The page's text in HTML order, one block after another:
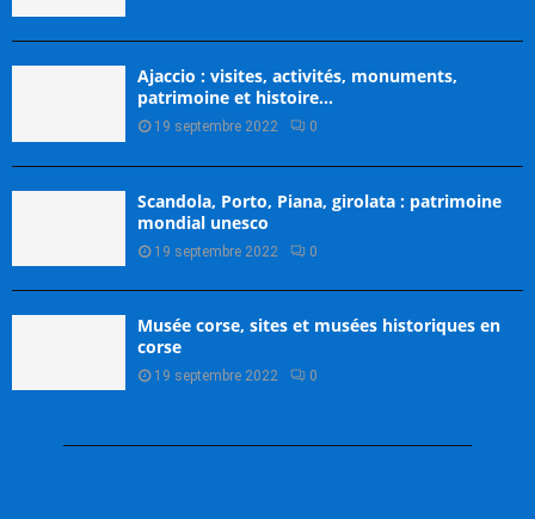
Ajaccio : visites, activités, monuments,
patrimoine et histoire…
19 septembre 2022 0
Scandola, Porto, Piana, girolata : patrimoine
mondial unesco
19 septembre 2022 0
Musée corse, sites et musées historiques en
corse
19 septembre 2022 0